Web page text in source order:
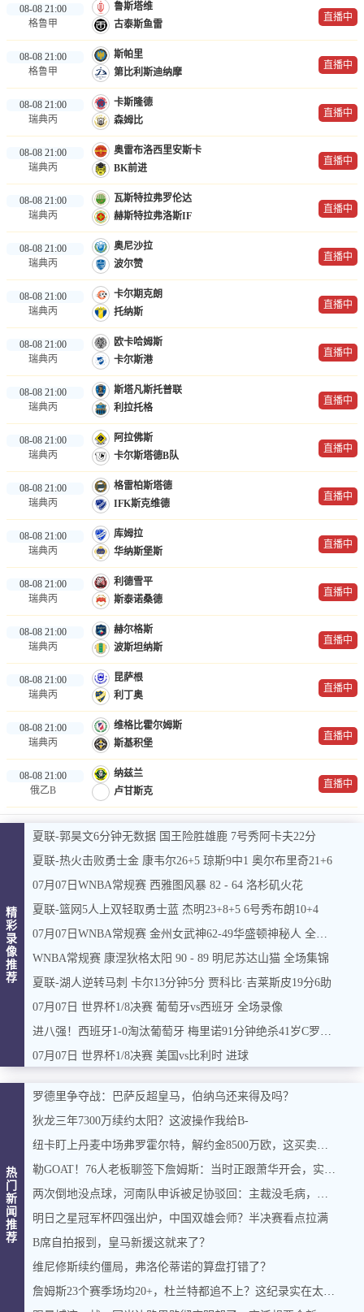
08-08 21:00
格鲁甲
鲁斯塔维
古泰斯鱼雷
直播中
08-08 21:00
格鲁甲
斯帕里
第比利斯迪纳摩
直播中
08-08 21:00
瑞典丙
卡斯隆德
森姆比
直播中
08-08 21:00
瑞典丙
奥雷布洛西里安斯卡
BK前进
直播中
08-08 21:00
瑞典丙
瓦斯特拉弗罗伦达
赫斯特拉弗洛斯IF
直播中
08-08 21:00
瑞典丙
奥尼沙拉
波尔赞
直播中
08-08 21:00
瑞典丙
卡尔期克朗
托纳斯
直播中
08-08 21:00
瑞典丙
欧卡哈姆斯
卡尔斯港
直播中
08-08 21:00
瑞典丙
斯塔凡斯托普联
利拉托格
直播中
08-08 21:00
瑞典丙
阿拉佛斯
卡尔斯塔德B队
直播中
08-08 21:00
瑞典丙
格雷柏斯塔德
IFK斯克维德
直播中
08-08 21:00
瑞典丙
库姆拉
华纳斯堡斯
直播中
08-08 21:00
瑞典丙
利德雪平
斯泰诺桑德
直播中
08-08 21:00
瑞典丙
赫尔格斯
波斯坦纳斯
直播中
08-08 21:00
瑞典丙
昆萨根
利丁奥
直播中
08-08 21:00
瑞典丙
维格比霍尔姆斯
斯基积堡
直播中
08-08 21:00
俄乙B
纳兹兰
卢甘斯克
直播中
精
彩
录
像
推
荐
夏联-郭昊文6分钟无数据 国王险胜雄鹿 7号秀阿卡夫22分
夏联-热火击败勇士金 康韦尔26+5 琼斯9中1 奥尔布里奇21+6
07月07日WNBA常规赛 西雅图风暴 82 - 64 洛杉矶火花
夏联-篮网5人上双轻取勇士蓝 杰明23+8+5 6号秀布朗10+4
07月07日WNBA常规赛 金州女武神62-49华盛顿神秘人 全场集锦
WNBA常规赛 康涅狄格太阳 90 - 89 明尼苏达山猫 全场集锦
夏联-湖人逆转马刺 卡尔13分钟5分 贾科比·吉莱斯皮19分6助
07月07日 世界杯1/8决赛 葡萄牙vs西班牙 全场录像
进八强！西班牙1-0淘汰葡萄牙 梅里诺91分钟绝杀41岁C罗最后一舞
07月07日 世界杯1/8决赛 美国vs比利时 进球
热
门
新
闻
推
荐
罗德里争夺战：巴萨反超皇马，伯纳乌还来得及吗？
狄龙三年7300万续约太阳？这波操作我给B-
纽卡盯上丹麦中场弗罗霍尔特，解约金8500万欧，这买卖能成吗？
勒GOAT！76人老板聊签下詹姆斯：当时正跟萧华开会，实在憋不住，直接打断走人
两次倒地没点球，河南队申诉被足协驳回：主裁没毛病，英博没占便宜
明日之星冠军杯四强出炉，中国双雄会师？半决赛看点拉满
B席自拍报到，皇马新援这就来了？
维尼修斯续约僵局，弗洛伦蒂诺的算盘打错了？
詹姆斯23个赛季场均20+，杜兰特都追不上？这纪录实在太硬了